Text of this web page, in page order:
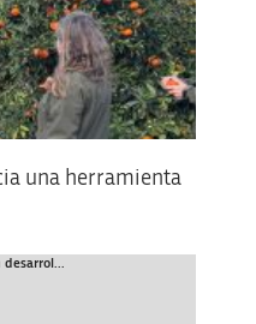
una herramienta